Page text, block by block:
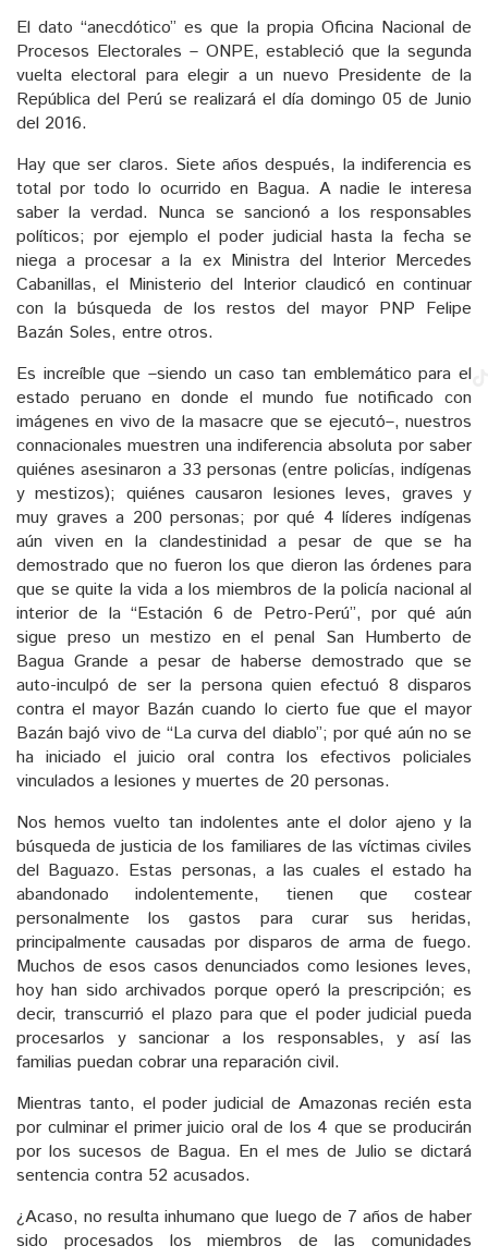
El dato “anecdótico” es que la propia Oficina Nacional de
Procesos Electorales – ONPE, estableció que la segunda
vuelta electoral para elegir a un nuevo Presidente de la
República del Perú se realizará el día domingo 05 de Junio
del 2016.
Hay que ser claros. Siete años después, la indiferencia es
total por todo lo ocurrido en Bagua. A nadie le interesa
saber la verdad. Nunca se sancionó a los responsables
políticos; por ejemplo el poder judicial hasta la fecha se
niega a procesar a la ex Ministra del Interior Mercedes
Cabanillas, el Ministerio del Interior claudicó en continuar
con la búsqueda de los restos del mayor PNP Felipe
Bazán Soles, entre otros.
Es increíble que –siendo un caso tan emblemático para el
estado peruano en donde el mundo fue notificado con
imágenes en vivo de la masacre que se ejecutó–, nuestros
connacionales muestren una indiferencia absoluta por saber
quiénes asesinaron a 33 personas (entre policías, indígenas
y mestizos); quiénes causaron lesiones leves, graves y
muy graves a 200 personas; por qué 4 líderes indígenas
aún viven en la clandestinidad a pesar de que se ha
demostrado que no fueron los que dieron las órdenes para
que se quite la vida a los miembros de la policía nacional al
interior de la “Estación 6 de Petro-Perú”, por qué aún
sigue preso un mestizo en el penal San Humberto de
Bagua Grande a pesar de haberse demostrado que se
auto-inculpó de ser la persona quien efectuó 8 disparos
contra el mayor Bazán cuando lo cierto fue que el mayor
Bazán bajó vivo de “La curva del diablo”; por qué aún no se
ha iniciado el juicio oral contra los efectivos policiales
vinculados a lesiones y muertes de 20 personas.
Nos hemos vuelto tan indolentes ante el dolor ajeno y la
búsqueda de justicia de los familiares de las víctimas civiles
del Baguazo. Estas personas, a las cuales el estado ha
abandonado indolentemente, tienen que costear
personalmente los gastos para curar sus heridas,
principalmente causadas por disparos de arma de fuego.
Muchos de esos casos denunciados como lesiones leves,
hoy han sido archivados porque operó la prescripción; es
decir, transcurrió el plazo para que el poder judicial pueda
procesarlos y sancionar a los responsables, y así las
familias puedan cobrar una reparación civil.
Mientras tanto, el poder judicial de Amazonas recién esta
por culminar el primer juicio oral de los 4 que se producirán
por los sucesos de Bagua. En el mes de Julio se dictará
sentencia contra 52 acusados.
¿Acaso, no resulta inhumano que luego de 7 años de haber
sido procesados los miembros de las comunidades